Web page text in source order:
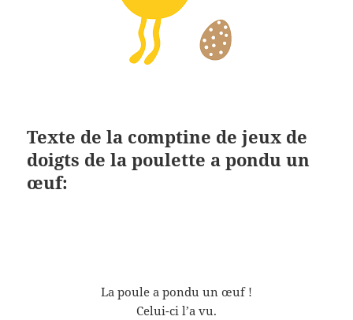
Texte de la comptine de jeux de
doigts de la poulette a pondu un
œuf:
La poule a pondu un œuf !
Celui-ci l’a vu.